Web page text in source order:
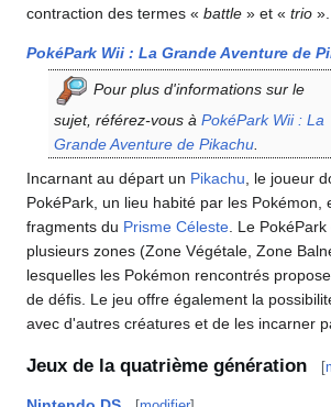
contraction des termes « battle » et « trio ».
PokéPark Wii : La Grande Aventure de
Pour plus d'informations sur le
sujet, référez-vous à PokéPark Wii : La
Grande Aventure de Pikachu
Incarnant au départ un Pikachu , le joueur
PokéPark, un lieu habité par les Pokémon,
fragments du Prisme Céleste . Le
plusieurs zones (Zone Végétale, Zone
lesquelles les Pokémon rencontrés
de défis. Le jeu offre également la
avec d'autres créatures et de les incarner
Jeux de la quatrième génération [